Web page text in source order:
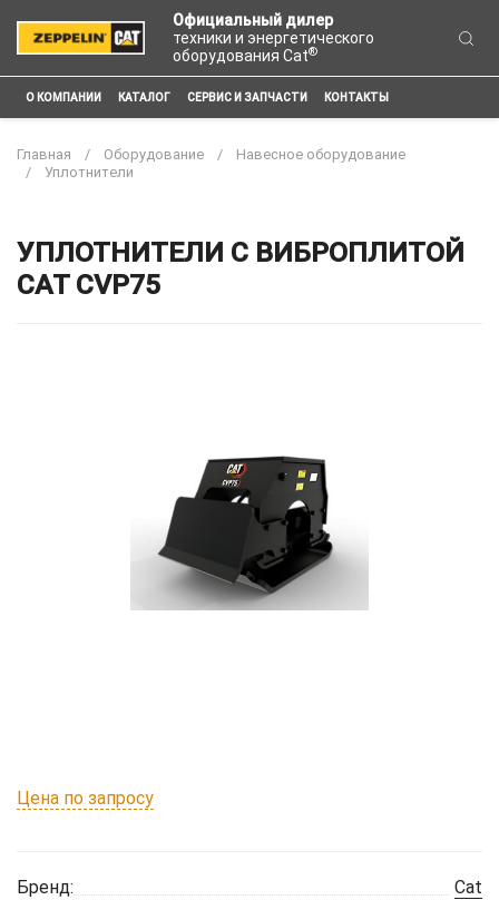
Официальный дилер
техники и энергетического
оборудования Cat®
О КОМПАНИИ КАТАЛОГ СЕРВИС И ЗАПЧАСТИ КОНТАКТЫ
Главная Оборудование
Навесное оборудование
Уплотнители
УПЛОТНИТЕЛИ С ВИБРОПЛИТОЙ
CAT CVP75
Цена по запросу
Бренд:
Cat